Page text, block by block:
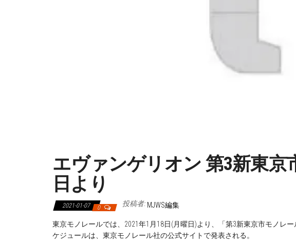
エヴァンゲリオン 第3新東京
日より
2021-01-07 0 投稿者: MJWS編集
東京モノレールでは、2021年1月18日(月曜日)より、「第3新東京市モノレ
ケジュールは、東京モノレール社の公式サイトで発表される。